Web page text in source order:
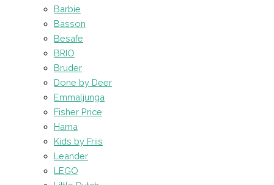
Barbie
Basson
Besafe
BRIO
Bruder
Done by Deer
Emmaljunga
Fisher Price
Hama
Kids by Friis
Leander
LEGO